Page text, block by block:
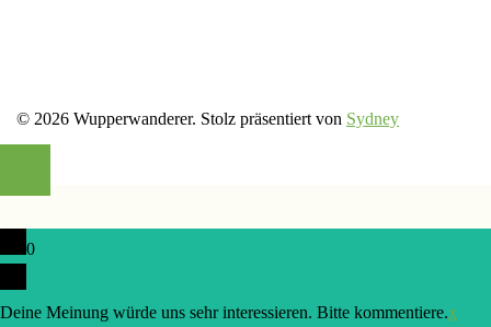
© 2026 Wupperwanderer. Stolz präsentiert von Sydney
0
Deine Meinung würde uns sehr interessieren. Bitte kommentiere.x